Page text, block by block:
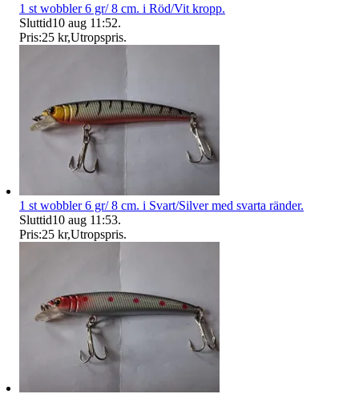
1 st wobbler 6 gr/ 8 cm. i Röd/Vit kropp.
Sluttid10 aug 11:52.
Pris:25 kr,Utropspris.
1 st wobbler 6 gr/ 8 cm. i Svart/Silver med svarta ränder.
Sluttid10 aug 11:53.
Pris:25 kr,Utropspris.